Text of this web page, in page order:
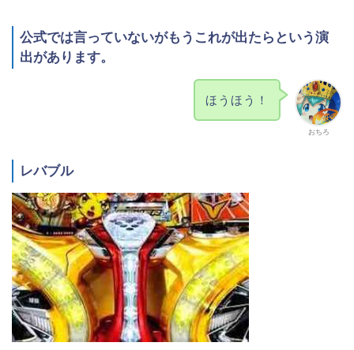
公式では言っていないがもうこれが出たらという演
出があります。
おちろ
ほうほう！
レバブル